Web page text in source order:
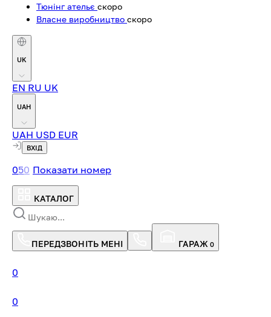
Тюнінг ательє скоро
Власне виробництво скоро
UK
EN RU UK
UAH
UAH USD EUR
ВХІД
050 Показати номер
КАТАЛОГ
ПЕРЕДЗВОНІТЬ МЕНІ ГАРАЖ 0
0
0